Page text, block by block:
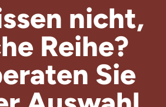
nicht,
Reihe?
Sie